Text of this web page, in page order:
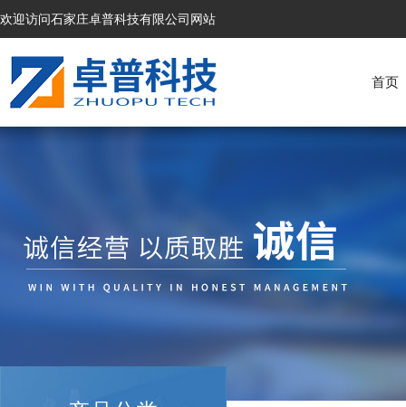
欢迎访问石家庄卓普科技有限公司网站
首页